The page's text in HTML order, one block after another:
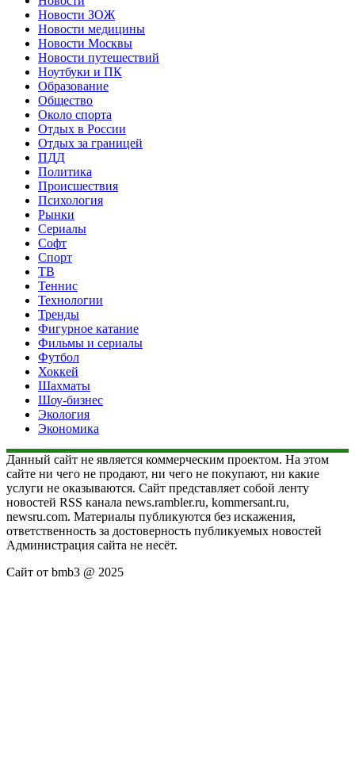
Новости ЗОЖ
Новости медицины
Новости Москвы
Новости путешествий
Ноутбуки и ПК
Образование
Общество
Около спорта
Отдых в России
Отдых за границей
ПДД
Политика
Происшествия
Психология
Рынки
Сериалы
Софт
Спорт
ТВ
Теннис
Технологии
Тренды
Фигурное катание
Фильмы и сериалы
Футбол
Хоккей
Шахматы
Шоу-бизнес
Экология
Экономика
Данный сайт не является коммерческим проектом. На этом
сайте ни чего не продают, ни чего не покупают, ни какие
услуги не оказываются. Сайт представляет собой ленту
новостей RSS канала news.rambler.ru, kommersant.ru,
newsru.com. Материалы публикуются без искажения,
ответственность за достоверность публикуемых новостей
Администрация сайта не несёт.
Сайт от bmb3 @ 2025